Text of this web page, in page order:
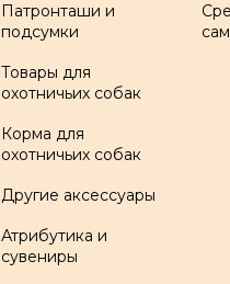
Патронташи и
подсумки
Товары для
охотничьих собак
Корма для
охотничьих собак
Другие аксессуары
Атрибутика и
сувениры